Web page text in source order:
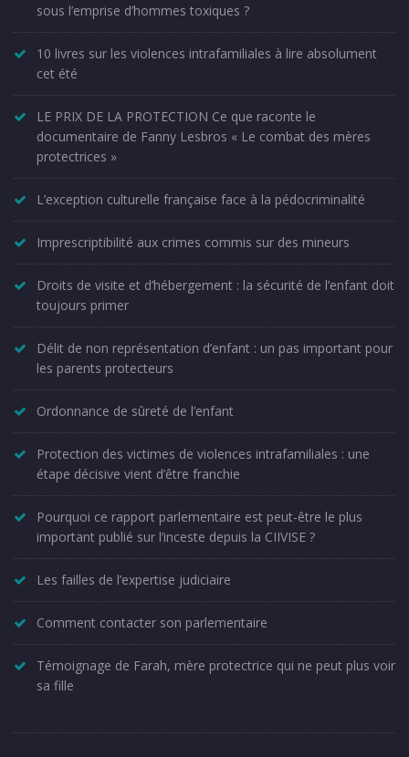
sous l’emprise d’hommes toxiques ?
10 livres sur les violences intrafamiliales à lire absolument
cet été
LE PRIX DE LA PROTECTION Ce que raconte le
documentaire de Fanny Lesbros « Le combat des mères
protectrices »
L’exception culturelle française face à la pédocriminalité
Imprescriptibilité aux crimes commis sur des mineurs
Droits de visite et d’hébergement : la sécurité de l’enfant doit
toujours primer
Délit de non représentation d’enfant : un pas important pour
les parents protecteurs
Ordonnance de sûreté de l’enfant
Protection des victimes de violences intrafamiliales : une
étape décisive vient d’être franchie
Pourquoi ce rapport parlementaire est peut-être le plus
important publié sur l’inceste depuis la CIIVISE ?
Les failles de l’expertise judiciaire
Comment contacter son parlementaire
Témoignage de Farah, mère protectrice qui ne peut plus voir
sa fille